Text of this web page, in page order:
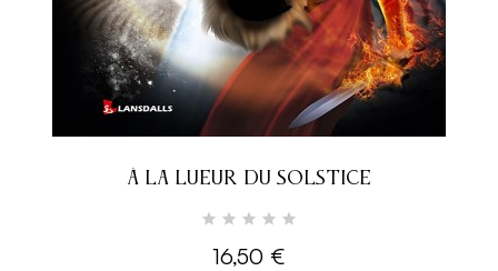
À LA LUEUR DU SOLSTICE
16,50 €